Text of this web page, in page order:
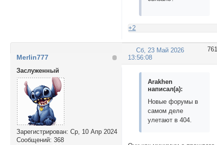
+2
761
Сб, 23 Май 2026
13:56:08
Merlin777
Заслуженный
Зарегистрирован: Ср, 10 Апр 2024
Сообщений: 368
Arakhen
написал(а):
Новые форумы в
самом деле
улетают в 404.